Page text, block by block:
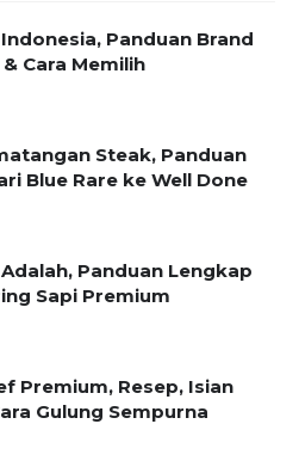
Panduan Brand
Cara Memilih
Steak, Panduan
Blue Rare ke Well Done
Panduan Lengkap
Sapi Premium
Premium, Resep, Isian
Gulung Sempurna